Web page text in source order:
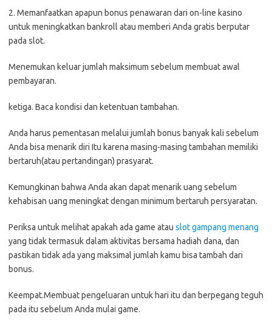
2. Memanfaatkan apapun bonus penawaran dari on-line kasino
untuk meningkatkan bankroll atau memberi Anda gratis berputar
pada slot.
Menemukan keluar jumlah maksimum sebelum membuat awal
pembayaran.
ketiga. Baca kondisi dan ketentuan tambahan.
Anda harus pementasan melalui jumlah bonus banyak kali sebelum
Anda bisa menarik diri Itu karena masing-masing tambahan memiliki
bertaruh(atau pertandingan) prasyarat.
Kemungkinan bahwa Anda akan dapat menarik uang sebelum
kehabisan uang meningkat dengan minimum bertaruh persyaratan.
Periksa untuk melihat apakah ada game atau slot gampang menang
yang tidak termasuk dalam aktivitas bersama hadiah dana, dan
pastikan tidak ada yang maksimal jumlah kamu bisa tambah dari
bonus.
Keempat.Membuat pengeluaran untuk hari itu dan berpegang teguh
pada itu sebelum Anda mulai game.